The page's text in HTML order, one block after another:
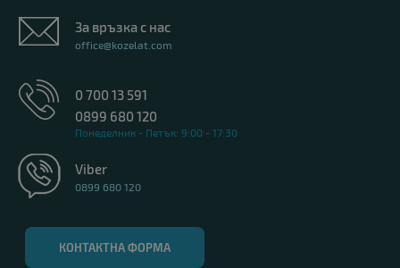
За връзка с нас
office@kozelat.com
0 700 13 591
0899 680 120
Понеделник - Петък: 9:00 - 17:30
Viber
0899 680 120
КОНТАКТНА ФОРМА